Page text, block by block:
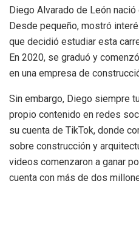
Diego Alvarado de León
Desde pequeño, mostró
que decidió estudiar esta
En 2020, se graduó y
en una empresa de
Sin embargo, Diego siempre
propio contenido en redes
su cuenta de TikTok, donde
sobre construcción y
videos comenzaron a ganar
cuenta con más de dos